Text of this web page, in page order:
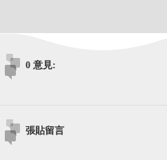
0 意見:
張貼留言